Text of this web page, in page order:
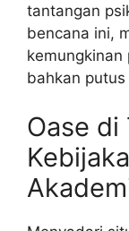
tantangan
bencana ini,
kemungkinan
bahkan putus
Oase di